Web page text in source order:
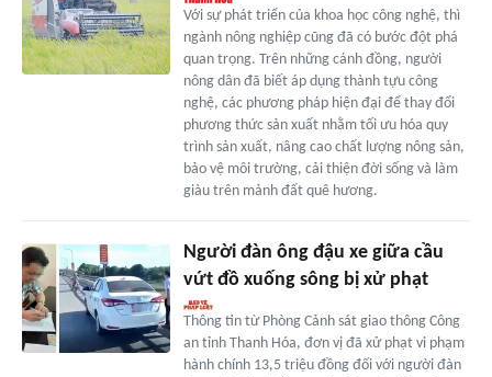
Với sự phát triển của khoa học công nghệ, thì
ngành nông nghiệp cũng đã có bước đột phá
quan trọng. Trên những cánh đồng, người
nông dân đã biết áp dụng thành tựu công
nghệ, các phương pháp hiện đại để thay đổi
phương thức sản xuất nhằm tối ưu hóa quy
trình sản xuất, nâng cao chất lượng nông sản,
bảo vệ môi trường, cải thiện đời sống và làm
giàu trên mảnh đất quê hương.
Người đàn ông đậu xe giữa cầu
vứt đồ xuống sông bị xử phạt
Thông tin từ Phòng Cảnh sát giao thông Công
an tỉnh Thanh Hóa, đơn vị đã xử phạt vi phạm
hành chính 13,5 triệu đồng đối với người đàn